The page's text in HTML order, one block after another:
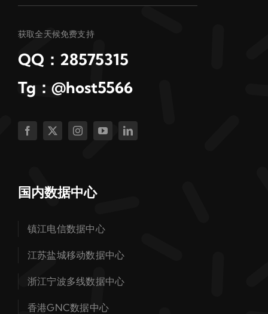
获取全天候免费支持
QQ：28575315
Tg：@host5566
国内数据中心
镇江电信数据中心
江苏盐城移动数据中心
浙江宁波多线数据中心
香港GNC数据中心